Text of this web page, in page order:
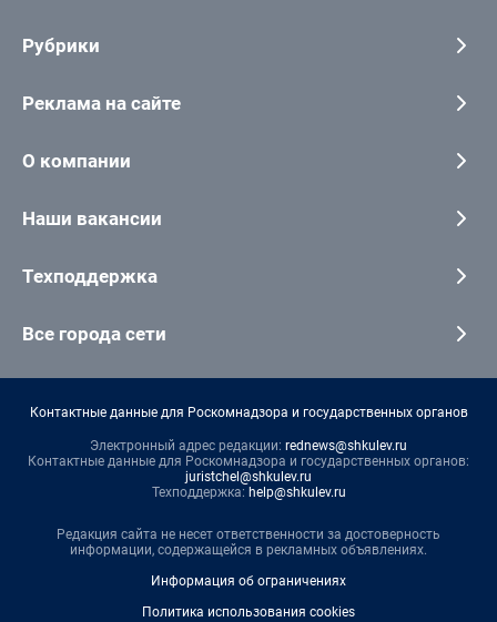
Рубрики
Реклама на сайте
О компании
Наши вакансии
Техподдержка
Все города сети
Контактные данные для Роскомнадзора и государственных органов
Электронный адрес редакции: rednews@shkulev.ru
Контактные данные для Роскомнадзора и государственных органов:
juristchel@shkulev.ru
Техподдержка: help@shkulev.ru
Редакция сайта не несет ответственности за достоверность
информации, содержащейся в рекламных объявлениях.
Информация об ограничениях
Политика использования cookies